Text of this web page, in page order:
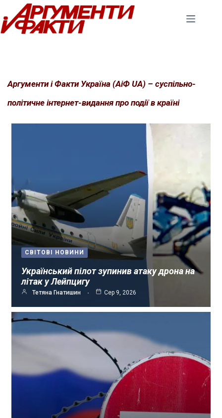
Перейти
до
вмісту
Аргументи і Факти Україна (АіФ UA) – суспільно-
політичне інтернет-видання про події в країні
СВІТОВІ НОВИНИ
Український пілот зупинив атаку дрона на
літак у Лейпцигу
Тетяна Гнатишин Сер 9, 2026